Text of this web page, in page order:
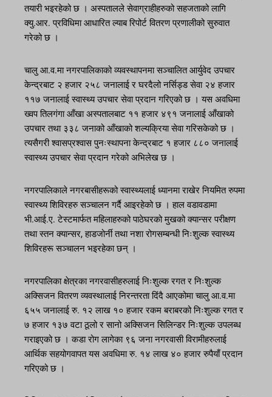
तयारी भइरहेको छ । अस्पतालले सेवाग्राहीहरुको सहजताको लागि
क्यु.आर. प्रविधिमा आधारित ल्याब रिपोर्ट वितरण प्रणालीको सुरुवात
गरेको छ ।
चालु आ.व.मा नगरपालिकाको व्यवस्थापनमा सञ्चालित आर्युवेद उपचार
केन्द्रबाट २ हजार २५८ जनालाई र घरदैलो नर्सिड्ड सेवा २४ हजार
११७ जनालाई स्वास्थ्य उपचार सेवा प्रदान गरिएको छ । यस अवधिमा
ख्वप तिलगंगा आँखा अस्पतालबाट ११ हजार ४९१ जनालाई आँखाको
उपचार तथा ३३८ जनाको आँखाको शल्यक्रिया सेवा गरिसकेको छ ।
त्यसैगरी श्वासप्रश्वास पुनःस्थापना केन्द्रबाट १ हजार ८८० जनालाई
स्वास्थ्य उपचार सेवा प्रदान गरेको अभिलेख छ ।
नगरपालिकाले नगरबासीहरूको स्वास्थ्यलाई ध्यानमा राखेर नियमित रुपमा
स्वास्थ्य शिविरहरु सञ्चालन गर्दै आइरहेको छ । हाल वडावडामा
भी.आई.ए. टेस्टमार्फत महिलाहरुको पाठेघरको मुखको क्यान्सर परीक्षण
तथा स्तन क्यान्सर, हाडजोर्नी तथा नशा रोगसम्बन्धी निःशुल्क स्वास्थ्य
शिविरहरू सञ्चालन भइरहेका छन् ।
नगरपालिका क्षेत्रका नगरवासीहरुलाई निःशुल्क रगत र निःशुल्क
अक्सिजन वितरण व्यवस्थालाई निरन्तरता दिंदै आएकोमा चालु आ.व.मा
६५५ जनालाई रु. १२ लाख १० हजार रकम बराबरको निःशुल्क रगत र
७ हजार १३७ वटा ठूलो र सानो अक्सिजन सिलिन्डर निःशुल्क उपलब्ध
गराइएको छ । कडा रोग लागेका ९६ जना नगरवासी विरामीहरुलाई
आर्थिक सहयोगवापत यस अवधिमा रु. १४ लाख ४० हजार रुपैयाँ प्रदान
गरिएको छ ।